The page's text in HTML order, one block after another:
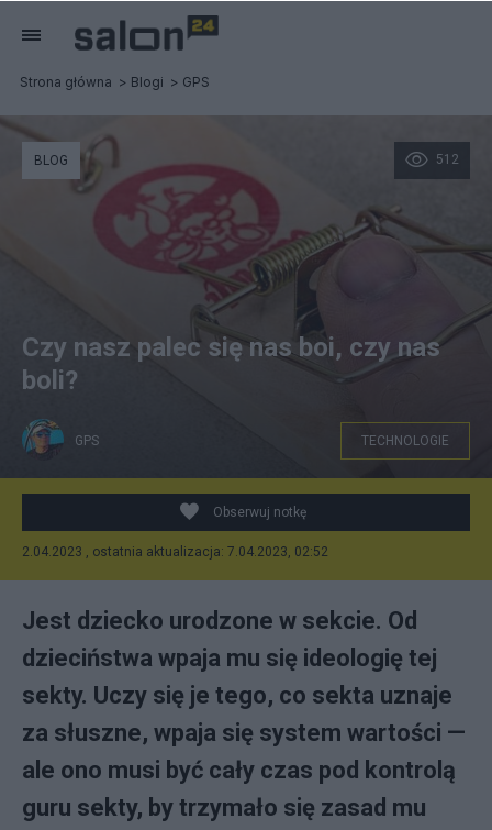
Strona główna Blogi GPS
512
BLOG
Czy nasz palec się nas boi, czy nas
boli?
GPS TECHNOLOGIE
Obserwuj notkę
2.04.2023 , ostatnia aktualizacja: 7.04.2023, 02:52
Je­st dziec­ko uro­dzo­ne w sek­cie. Od
dzie­ciń­stwa wpa­ja mu się ide­olo­gię tej
sek­ty. Uczy się je te­go, co sek­ta uzna­je
za słusz­ne, wpa­ja się sys­tem war­to­ści —
ale ono mu­si być ca­ły czas pod kon­tro­lą
gu­ru sek­ty, by trzy­ma­ło się za­sad mu